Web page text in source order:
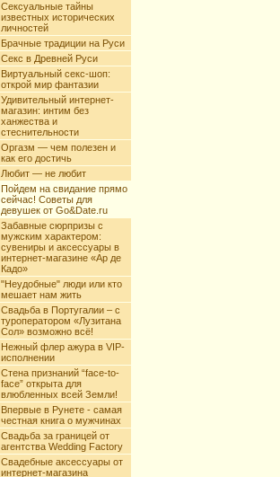
Сексуальные тайны
известных исторических
личностей
Брачные традиции на Руси
Секс в Древней Руси
Виртуальный секс-шоп:
открой мир фантазии
Удивительный интернет-
магазин: интим без
ханжества и
стеснительности
Оргазм — чем полезен и
как его достичь
Любит — не любит
Пойдем на свидание прямо
сейчас! Советы для
девушек от Go&Date.ru
Забавные сюрпризы с
мужским характером:
сувениры и аксессуары в
интернет-магазине «Ар де
Кадо»
"Неудобные" люди или кто
мешает нам жить
Свадьба в Португалии – с
туроператором «Лузитана
Сол» возможно всё!
Нежный флер ажура в VIP-
исполнении
Стена признаний “face-to-
face” открыта для
влюбленных всей Земли!
Впервые в Рунете - самая
честная книга о мужчинах
Свадьба за границей от
агентства Wedding Factory
Свадебные аксессуары от
интернет-магазина